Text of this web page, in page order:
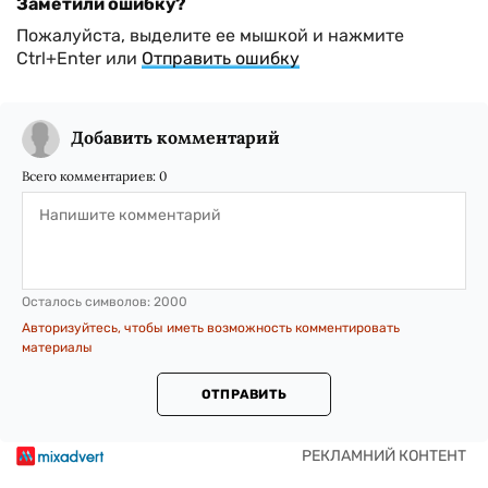
Заметили ошибку?
Пожалуйста, выделите ее мышкой и нажмите
Ctrl+Enter или Отправить ошибку
Добавить комментарий
Всего комментариев: 0
Осталось символов: 2000
Авторизуйтесь, чтобы иметь возможность комментировать
материалы
ОТПРАВИТЬ